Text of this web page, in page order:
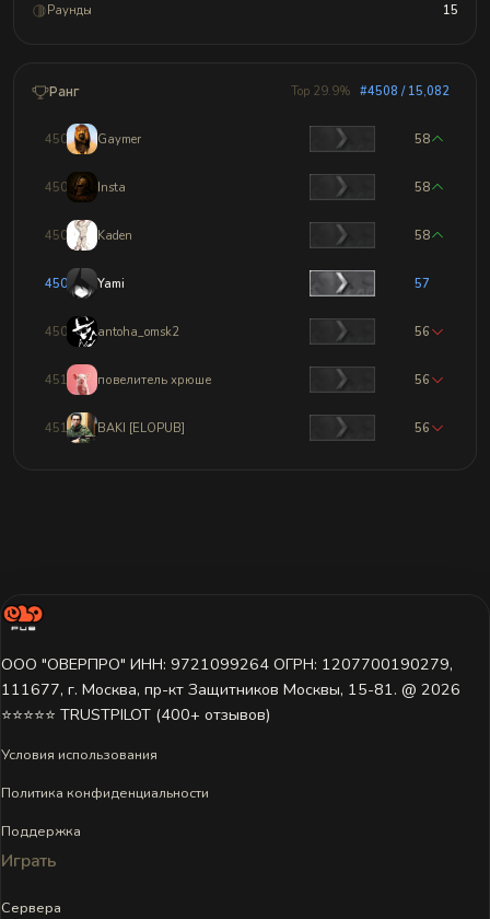
Раунды 15
Ранг Top 29.9% #4508 / 15,082
4505 Gaymer 58
4506 Insta 58
4507 Kaden 58
4508 Yami 57
4509 antoha_omsk2 56
4510 повелитель хрюше 56
4511 BAKI [ELOPUB] 56
ООО "ОВЕРПРО" ИНН: 9721099264 ОГРН: 1207700190279,
111677, г. Москва, пр-кт Защитников Москвы, 15-81. @ 2026 ㅤ
⭐⭐⭐⭐⭐ TRUSTPILOT (400+ отзывов)
Условия использования
Политика конфиденциальности
Поддержка
Играть
Сервера